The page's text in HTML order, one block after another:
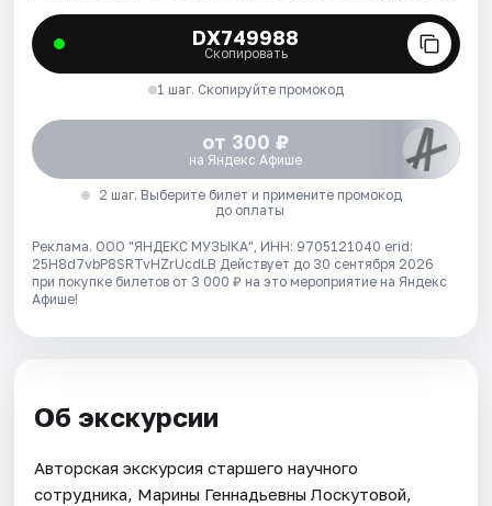
DX749988
Скопировать
1 шаг. Скопируйте промокод
от 300 ₽
на Яндекс Афише
2 шаг. Выберите билет и примените промокод
до оплаты
Реклама. ООО "ЯНДЕКС МУЗЫКА", ИНН: 9705121040 erid:
25H8d7vbP8SRTvHZrUcdLB Действует до 30 сентября 2026
при покупке билетов от 3 000 ₽ на это мероприятие на Яндекс
Афише!
Об экскурсии
Авторская экскурсия старшего научного
сотрудника, Марины Геннадьевны Лоскутовой,